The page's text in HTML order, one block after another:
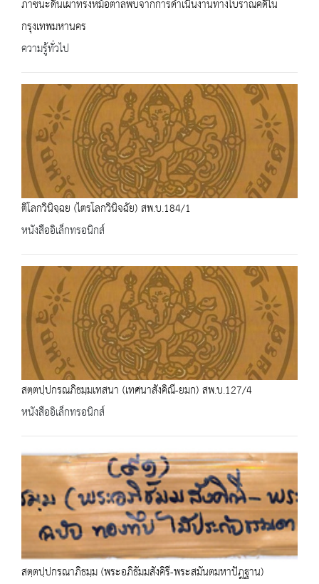
ภาชนะดินเผาทรงหม้อตาลพบจากการดำเนินงานทางโบราณคดีใน
กรุงเทพมหานคร
ความรู้ทั่วไป
ติโลกวินิจฺฉย (ไตรโลกวินิจฉัย) สพ.บ.184/1
หนังสืออิเล็กทรอนิกส์
สตฺตปฺปกรณภิธมฺมเทสนา (เทศนาสังคิณี-ยมก) สพ.บ.127/4
หนังสืออิเล็กทรอนิกส์
สตฺตปฺปกรณาภิธมฺม (พระอภิธัมมสังคิรี-พระสมันตมหาปัฎฐาน)